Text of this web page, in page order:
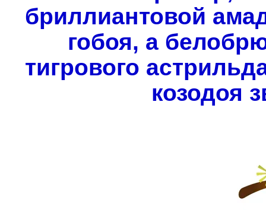
бриллиантовой
гобоя, а
тигрового
козодоя